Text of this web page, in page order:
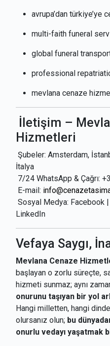
avrupa’dan türkiye’ye
multi-faith funeral
global funeral
professional
mevlana cenaze
İletişim –
Hizmetleri
Şubeler: Amsterdam,
İtalya
7/24 WhatsApp & Çağrı:
E-mail:
Sosyal Medya: Facebook
LinkedIn
Vefaya Saygı,
Mevlana Cenaze
başlayan o zorlu süreçte,
hizmeti sunmaz; aynı
onurunu taşıyan bir yol
Hangi milletten, hangi
olursanız olun; bu
onurlu vedayı yaşatmak